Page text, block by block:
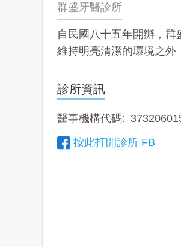
群盛牙醫診所
自民國八十五年開辦，
維持明亮清潔的環境之外
診所資訊
醫事機構代碼
按此打開診所 FB